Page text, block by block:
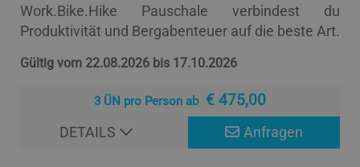
Work.Bike.Hike Pauschale verbindest du
Produktivität und Bergabenteuer auf die beste Art.
Gültig vom 22.08.2026 bis 17.10.2026
3 ÜN pro Person ab € 475,00
Anfragen
DETAILS